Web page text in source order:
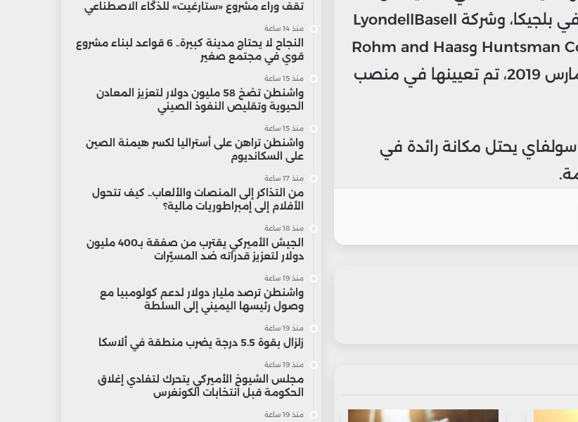
الشركات مثل رويال داتش شيل وشركة UCB في بلجيكا، وشركة LyondellBasell
في فرنسا، وشركات أمريكية مثل Huntsman Corporation وRohm and Haas
وDow Chemical Company، وغيرها. وفي مارس 2019، تم تعيينها في منصب
سولفاي يحتل مكانة رائدة في
تقف وراء مشروع «ستارغيت» للذكاء الاصطناعي
منذ 14 ساعة
النجاح لا يحتاج مدينة كبيرة.. 6 قواعد لبناء مشروع
قوي في مجتمع صغير
منذ 15 ساعة
واشنطن تضخ 58 مليون دولار لتعزيز المعادن
الحيوية وتقليص النفوذ الصيني
منذ 15 ساعة
واشنطن تراهن على أستراليا لكسر هيمنة الصين
على السكانديوم
منذ 17 ساعة
من التذاكر إلى المنصات والألعاب.. كيف تتحول
الأفلام إلى إمبراطوريات مالية؟
منذ 18 ساعة
الجيش الأميركي يقترب من صفقة بـ400 مليون
دولار لتعزيز قدراته ضد المسيّرات
منذ 19 ساعة
واشنطن ترصد مليار دولار لدعم كولومبيا مع
وصول رئيسها اليميني إلى السلطة
منذ 19 ساعة
زلزال بقوة 5.5 درجة يضرب منطقة في ألاسكا
منذ 19 ساعة
مجلس الشيوخ الأميركي يتحرك لتفادي إغلاق
الحكومة قبل انتخابات الكونغرس
منذ 19 ساعة